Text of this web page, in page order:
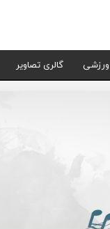
ورزشی گالری تصاویر